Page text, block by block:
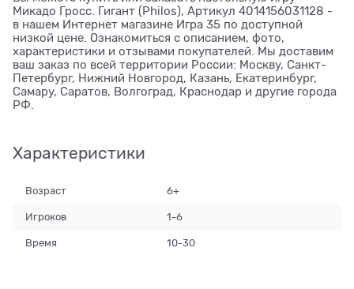
Микадо Гросс. Гигант (Philos), Артикул 4014156031128 -
в нашем Интернет магазине Игра 35 по доступной
низкой цене. Ознакомиться с описанием, фото,
характеристики и отзывами покупателей. Мы доставим
ваш заказ по всей территории России: Москву, Санкт-
Петербург, Нижний Новгород, Казань, Екатеринбург,
Самару, Саратов, Волгоград, Краснодар и другие города
РФ.
Характеристики
Возраст 6+
Игроков 1-6
Время 10-30